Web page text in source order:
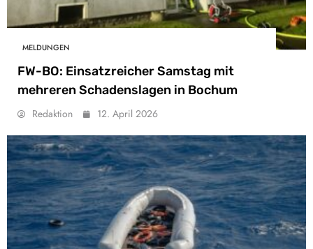
MELDUNGEN
FW-BO: Einsatzreicher Samstag mit
mehreren Schadenslagen in Bochum
Redaktion 12. April 2026